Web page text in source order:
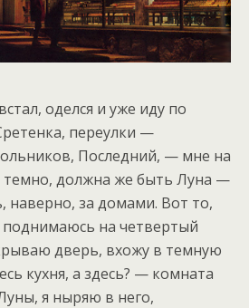
оделся и уже иду по
переулки —
Последний, — мне на
темно, должна же быть Луна —
наверно, за домами. Вот то,
на четвертый
дверь, вхожу в темную
кухня, а здесь? — комната
я ныряю в него,